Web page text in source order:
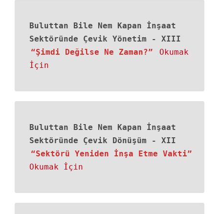
Buluttan Bile Nem Kapan İnşaat
Sektöründe Çevik Yönetim
- XIII
“Şimdi Değilse Ne Zaman?”
Okumak
İçin
Buluttan Bile Nem Kapan İnşaat
Sektöründe Çevik Dönüşüm
- XII
“Sektörü Yeniden İnşa Etme Vakti”
Okumak İçin